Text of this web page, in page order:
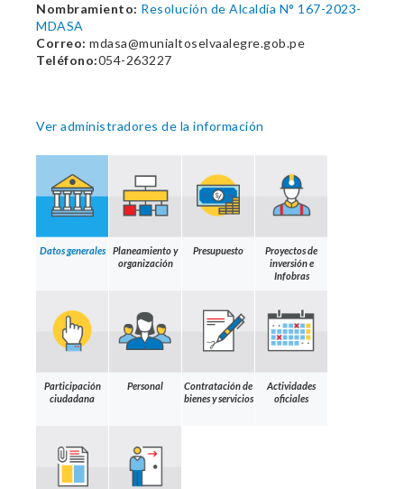
Nombramiento: Resolución de Alcaldía N° 167-2023-
MDASA
Correo: mdasa@munialtoselvaalegre.gob.pe
Teléfono:054-263227
Ver administradores de la información
Datos generales
Planeamiento y
organización
Presupuesto
Proyectos de
inversión e
Infobras
Participación
ciudadana
Personal
Contratación de
bienes y servicios
Actividades
oficiales